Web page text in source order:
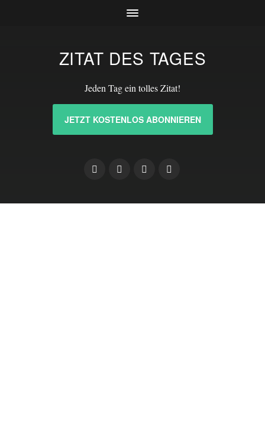
ZITAT DES TAGES
Jeden Tag ein tolles Zitat!
JETZT KOSTENLOS ABONNIEREN